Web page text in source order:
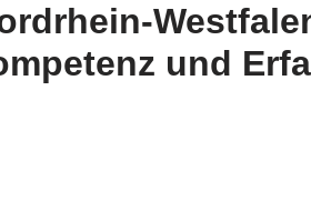
und